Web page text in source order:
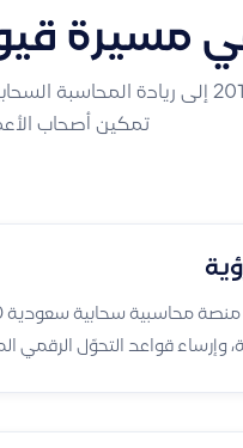
قيود
من نقطة الانطلاق عام 2016 إلى
تمكين أصحاب
وإرساء قواعد التحوّل الرقمي